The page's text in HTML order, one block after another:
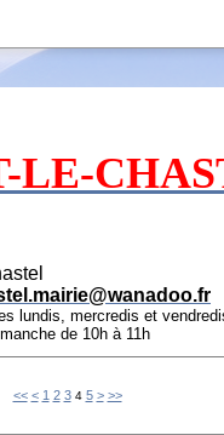
LE-
lundis, mercredis et
de 10h à 11h
<< < 1 2 3 4 5 > >>